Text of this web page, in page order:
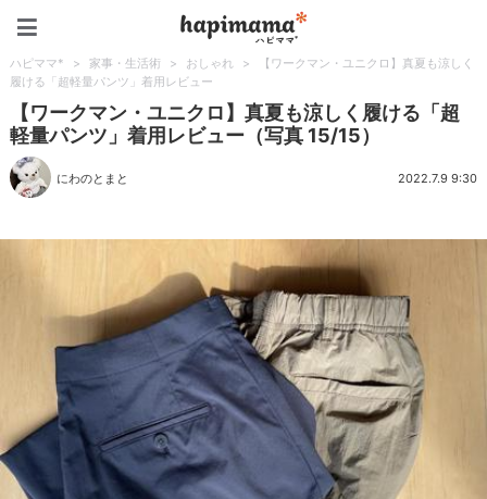
ハピママ* > 家事・生活術 > おしゃれ >
【ワークマン・ユニクロ】真夏も涼しく
履ける「超軽量パンツ」着用レビュー
【ワークマン・ユニクロ】真夏も涼しく履ける「超
軽量パンツ」着用レビュー（写真 15/15）
にわのとまと 2022.7.9 9:30